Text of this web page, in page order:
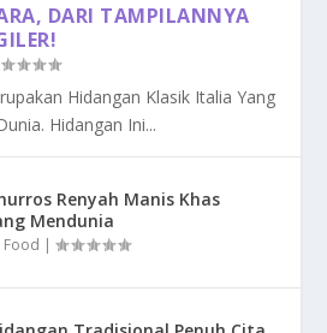
DARI TAMPILANNYA
Hidangan Klasik Italia Yang
Hidangan Ini...
Renyah Manis Khas
Mendunia
Food |